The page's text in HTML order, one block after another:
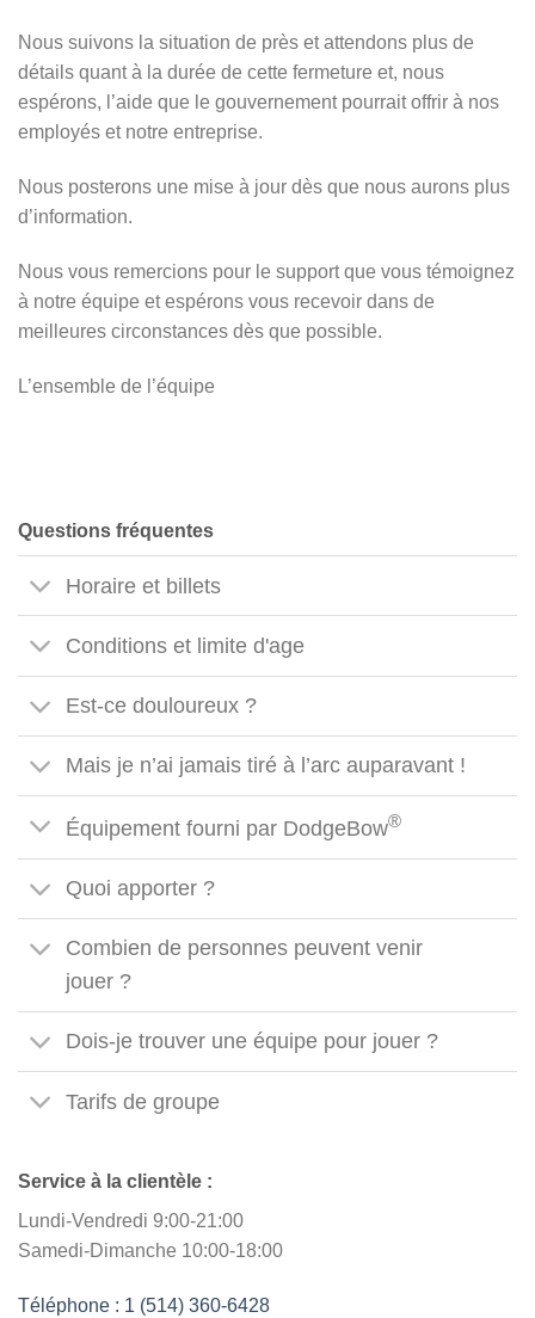
Nous suivons la situation de près et attendons plus de
détails quant à la durée de cette fermeture et, nous
espérons, l’aide que le gouvernement pourrait offrir à nos
employés et notre entreprise.
Nous posterons une mise à jour dès que nous aurons plus
d’information.
Nous vous remercions pour le support que vous témoignez
à notre équipe et espérons vous recevoir dans de
meilleures circonstances dès que possible.
L’ensemble de l’équipe
Questions fréquentes
Horaire et billets
Conditions et limite d'age
Est-ce douloureux ?
Mais je n’ai jamais tiré à l’arc auparavant !
Équipement fourni par DodgeBow®
Quoi apporter ?
Combien de personnes peuvent venir
jouer ?
Dois-je trouver une équipe pour jouer ?
Tarifs de groupe
Service à la clientèle :
Lundi-Vendredi 9:00-21:00
Samedi-Dimanche 10:00-18:00
Téléphone : 1 (514) 360-6428